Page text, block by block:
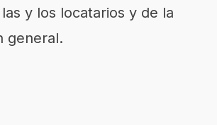
y los locatarios y de la
general.